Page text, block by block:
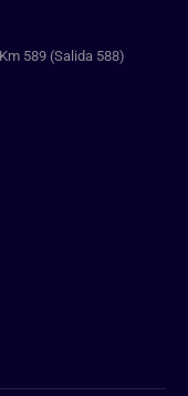
589 (Salida 588)